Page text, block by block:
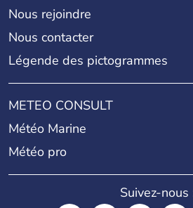
Nous rejoindre
Nous contacter
Légende des pictogrammes
METEO CONSULT
Météo Marine
Météo pro
Suivez-nous